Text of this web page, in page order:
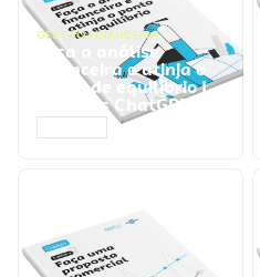
GESTÃO FINANCEIRA
Faça a análise
financeira e atinja o
ponto de equilíbrio |
Prompts ChatGPT